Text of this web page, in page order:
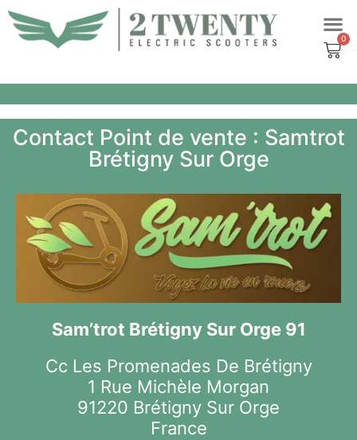
Aller
au
Contact Point de vente : Samtrot
Brétigny Sur Orge
Sam’trot Brétigny Sur Orge 91
Cc Les Promenades De Brétigny
1 Rue Michèle Morgan
91220 Brétigny Sur Orge
France